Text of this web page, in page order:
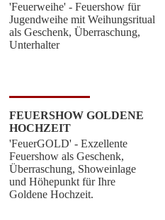
'Feuerweihe' - Feuershow für
Jugendweihe mit Weihungsritual
als Geschenk, Überraschung,
Unterhalter
FEUERSHOW GOLDENE
HOCHZEIT
'FeuerGOLD' - Exzellente
Feuershow als Geschenk,
Überraschung, Showeinlage
und Höhepunkt für Ihre
Goldene Hochzeit.